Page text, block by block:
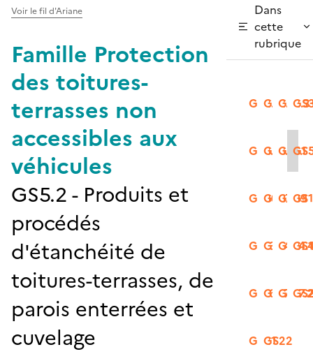
Voir le fil d'Ariane
Famille Protection
des toitures-
terrasses non
accessibles aux
véhicules
GS5.2 - Produits et
procédés
d'étanchéité de
toitures-terrasses, de
parois enterrées et
cuvelage
Dans
cette
rubrique
GS2.1GS2.2GS2.3
GS3.2GS3.3
GS5.1
GS06GS07GS09
GS13GS14.2
GS16GS17.1GS17.2
GS21GS22